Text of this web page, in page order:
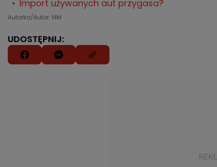
Import używanych aut przygasa?
Autorka/Autor: MM
UDOSTĘPNIJ: